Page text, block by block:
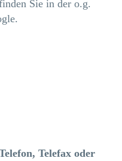
Sie in der o.g.
Telefax oder